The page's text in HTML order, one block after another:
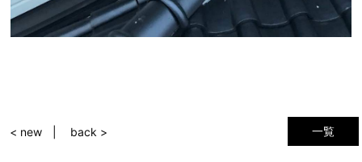
一覧
< new back >